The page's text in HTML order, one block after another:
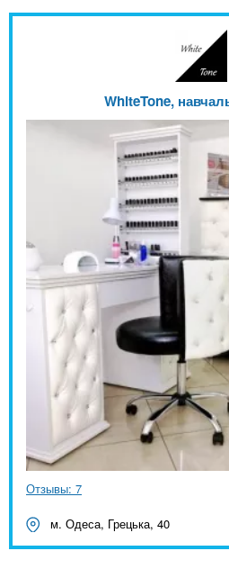
WhiteTone,
Отзывы: 7
м. Одеса, Грецька, 40